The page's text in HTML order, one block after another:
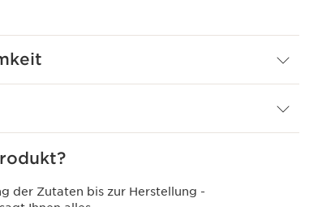
der Zutaten bis zur Herstellung -